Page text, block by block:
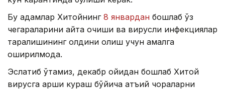
Бу қадамлар Хитойнинг 8 январдан бошлаб ўз
чегараларини қайта очиши ва вирусли инфекциялар
тарқалишининг олдини олиш учун амалга
оширилмоқда.
Эслатиб ўтамиз, декабр ойидан бошлаб Хитой
вирусга қарши кураш бўйича қатъий чораларни